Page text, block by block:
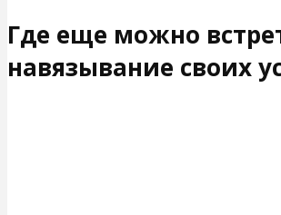
Где еще можно
навязывание своих